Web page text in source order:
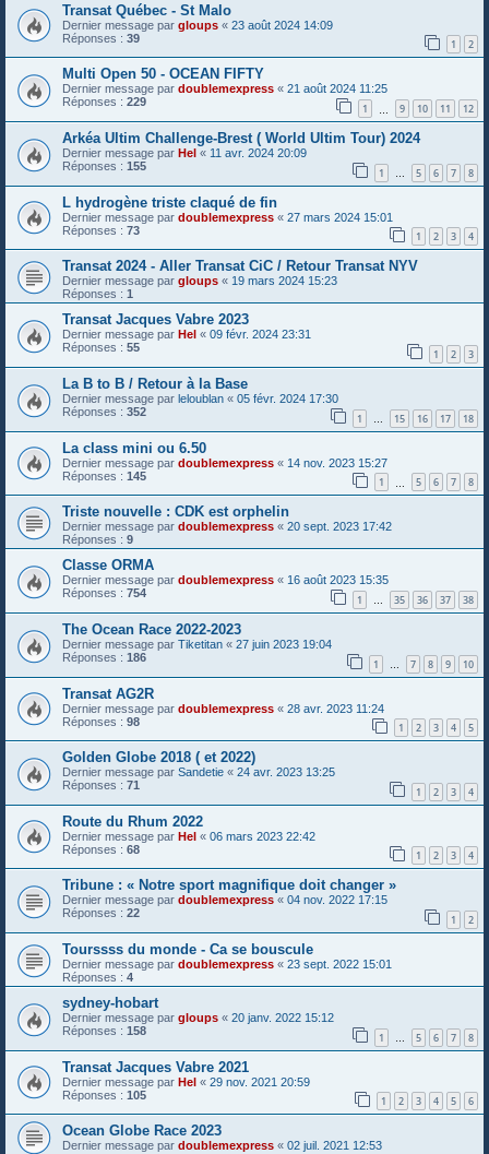
Transat Québec - St Malo
Dernier message par gloups « 23 août 2024 14:09
Réponses : 39 1 2
Multi Open 50 - OCEAN FIFTY
Dernier message par doublemexpress « 21 août 2024 11:25
Réponses : 229 1 9 10 11 12
Arkéa Ultim Challenge-Brest ( World Ultim Tour) 2024
Dernier message par Hel « 11 avr. 2024 20:09
Réponses : 155 1 … 5 6 7 8
L hydrogène triste claqué de fin
Dernier message par doublemexpress « 27 mars 2024 15:01
Réponses : 73 1 2 3 4
Transat 2024 - Aller Transat CiC / Retour Transat NYV
Dernier message par gloups « 19 mars 2024 15:23
Réponses : 1
Transat Jacques Vabre 2023
Dernier message par Hel « 09 févr. 2024 23:31
Réponses : 55 1 2 3
La B to B / Retour à la Base
Dernier message par leloublan « 05 févr. 2024 17:30
Réponses : 352 1 … 15 16 17 18
La class mini ou 6.50
Dernier message par doublemexpress « 14 nov. 2023 15:27
Réponses : 145 1 5 6 7 8
Triste nouvelle : CDK est orphelin
Dernier message par doublemexpress « 20 sept. 2023 17:42
Réponses : 9
Classe ORMA
Dernier message par doublemexpress « 16 août 2023 15:35
Réponses : 754 1 … 35 36 37 38
The Ocean Race 2022-2023
Dernier message par Tiketitan « 27 juin 2023 19:04
Réponses : 186 1 … 7 8 9 10
Transat AG2R
Dernier message par doublemexpress « 28 avr. 2023 11:24
Réponses : 98 1 2 3 4 5
Golden Globe 2018 ( et 2022)
Dernier message par Sandetie « 24 avr. 2023 13:25
Réponses : 71 1 2 3 4
Route du Rhum 2022
Dernier message par Hel « 06 mars 2023 22:42
Réponses : 68 1 2 3 4
Tribune : « Notre sport magnifique doit changer »
Dernier message par doublemexpress « 04 nov. 2022 17:15
Réponses : 22 1 2
Tourssss du monde - Ca se bouscule
Dernier message par doublemexpress « 23 sept. 2022 15:01
Réponses : 4
sydney-hobart
Dernier message par gloups « 20 janv. 2022 15:12
Réponses : 158 1 … 5 6 7 8
Transat Jacques Vabre 2021
Dernier message par Hel « 29 nov. 2021 20:59
Réponses : 105 1 2 3 4 5 6
Ocean Globe Race 2023
Dernier message par doublemexpress « 02 juil. 2021 12:53